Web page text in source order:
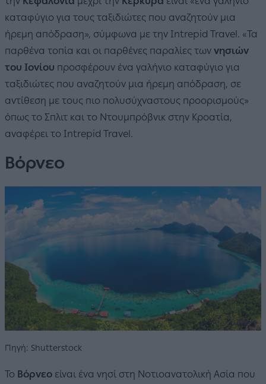
καταφύγιο για τους ταξιδιώτες που αναζητούν μια
ήρεμη απόδραση», σύμφωνα με την Intrepid Travel. «Τα
παρθένα τοπία και οι παρθένες παραλίες των νησιών
του Ιονίου προσφέρουν ένα γαλήνιο καταφύγιο για
ταξιδιώτες που αναζητούν μια ήρεμη απόδραση, σε
αντίθεση με τους πιο πολυσύχναστους προορισμούς»
όπως το Σπλιτ και το Ντουμπρόβνικ στην Κροατία,
αναφέρει το Intrepid Travel.
Βόρνεο
Πηγή: Shutterstock
Το Βόρνεο είναι ένα νησί στη Νοτιοανατολική Ασία που